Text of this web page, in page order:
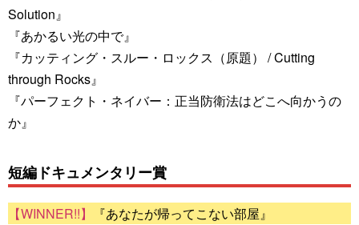
Solution』
『あかるい光の中で』
『カッティング・スルー・ロックス（原題） / Cutting
through Rocks』
『パーフェクト・ネイバー：正当防衛法はどこへ向かうの
か』
短編ドキュメンタリー賞
『あなたが帰ってこない部屋』